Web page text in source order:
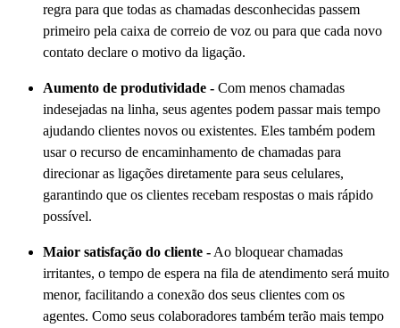
regra para que todas as chamadas desconhecidas passem
primeiro pela caixa de correio de voz ou para que cada novo
contato declare o motivo da ligação.
Aumento de produtividade - Com menos chamadas
indesejadas na linha, seus agentes podem passar mais tempo
ajudando clientes novos ou existentes. Eles também podem
usar o recurso de encaminhamento de chamadas para
direcionar as ligações diretamente para seus celulares,
garantindo que os clientes recebam respostas o mais rápido
possível.
Maior satisfação do cliente - Ao bloquear chamadas
irritantes, o tempo de espera na fila de atendimento será muito
menor, facilitando a conexão dos seus clientes com os
agentes. Como seus colaboradores também terão mais tempo